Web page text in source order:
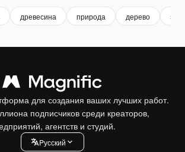
древесина природа дерево
для создания ваших лучших работ.
подписчиков среди креаторов,
агентств и студий.
Pусский